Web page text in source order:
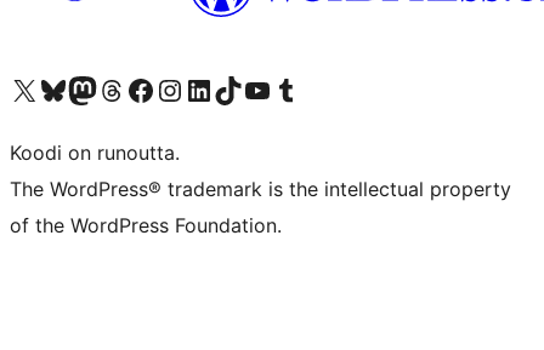
Visit our X (formerly Twitter) account
Visit our Bluesky account
Visit our Mastodon account
Visit our Threads account
Visit our Facebook page
Visit our Instagram account
Visit our LinkedIn account
Visit our TikTok account
Näytä YouTube-kanava
Visit our Tumblr account
Koodi on runoutta.
The WordPress® trademark is the intellectual property
of the WordPress Foundation.